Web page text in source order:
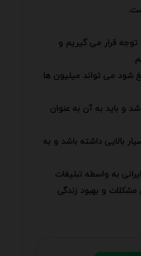
قرار می گیریم و
می تواند میلیون ها
شد و باید به آن به عنوان
بالایی داشته باشد و به
به واسطه تبلیغات
و بهبود زندگی